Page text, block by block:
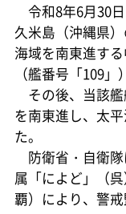
令和8年6月30日
久米島（沖縄県
海域を南東進す
（艦番号「109」
その後、当該艦
を南東進し、太
た。
防衛省・自衛隊
属「によど」（
覇）により、警戒